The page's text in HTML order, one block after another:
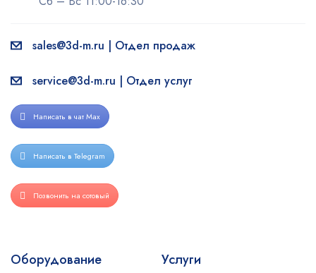
sales@3d-m.ru | Отдел продаж
service@3d-m.ru | Отдел услуг
Написать в чат Max
Написать в Telegram
Позвонить на сотовый
Оборудование Услуги